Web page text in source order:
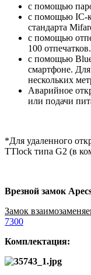
с помощью
с помощью IC-
стандарта
с помощью
100 отпечатков.
с помощью
смартфоне. Для
нескольких
Аварийное
или подачи
*Для удаленного
TTlock типа G2 (в
Врезной замок
Замок
7300
Комплектация: